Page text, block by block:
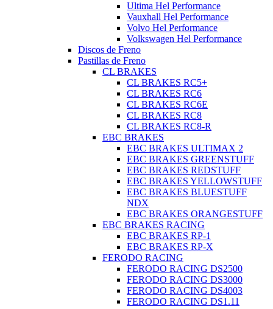
Ultima Hel Performance
Vauxhall Hel Performance
Volvo Hel Performance
Volkswagen Hel Performance
Discos de Freno
Pastillas de Freno
CL BRAKES
CL BRAKES RC5+
CL BRAKES RC6
CL BRAKES RC6E
CL BRAKES RC8
CL BRAKES RC8-R
EBC BRAKES
EBC BRAKES ULTIMAX 2
EBC BRAKES GREENSTUFF
EBC BRAKES REDSTUFF
EBC BRAKES YELLOWSTUFF
EBC BRAKES BLUESTUFF
NDX
EBC BRAKES ORANGESTUFF
EBC BRAKES RACING
EBC BRAKES RP-1
EBC BRAKES RP-X
FERODO RACING
FERODO RACING DS2500
FERODO RACING DS3000
FERODO RACING DS4003
FERODO RACING DS1.11